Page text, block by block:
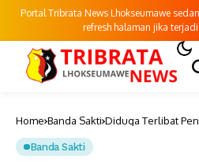
Portal Tribrata News Lhokseumawe
refresh halaman jika terjadi
Home Banda Sakti Diduga Terlibat
Banda Sakti